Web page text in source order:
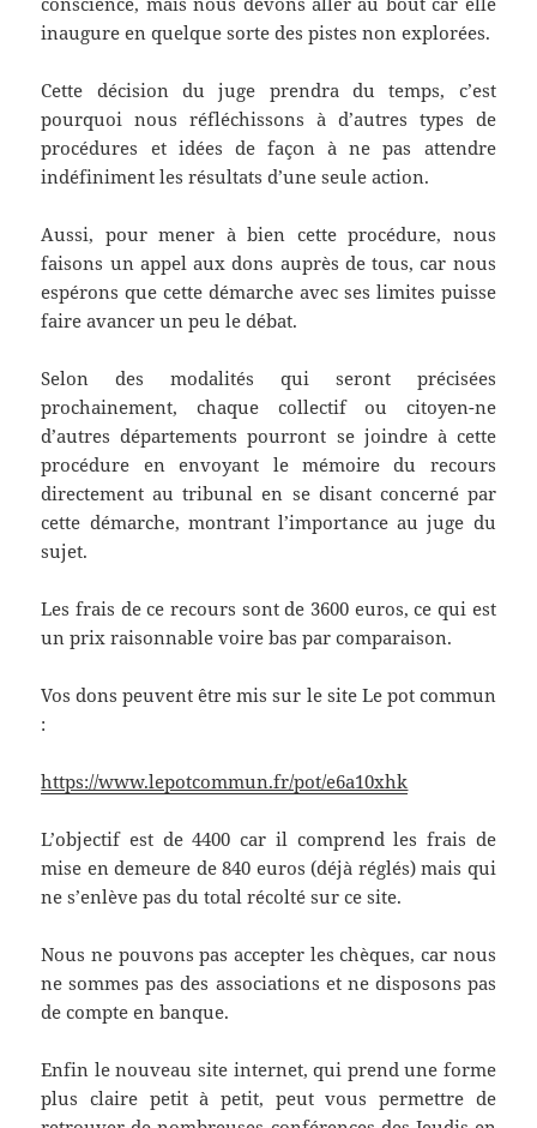
inaugure en quelque sorte des pistes non explorées.
Cette décision du juge prendra du temps, c’est
pourquoi nous réfléchissons à d’autres types de
procédures et idées de façon à ne pas attendre
indéfiniment les résultats d’une seule action.
Aussi, pour mener à bien cette procédure, nous
faisons un appel aux dons auprès de tous, car nous
espérons que cette démarche avec ses limites puisse
faire avancer un peu le débat.
Selon des modalités qui seront précisées
prochainement, chaque collectif ou citoyen-ne
d’autres départements pourront se joindre à cette
procédure en envoyant le mémoire du recours
directement au tribunal en se disant concerné par
cette démarche, montrant l’importance au juge du
sujet.
Les frais de ce recours sont de 3600 euros, ce qui est
un prix raisonnable voire bas par comparaison.
Vos dons peuvent être mis sur le site Le pot commun
:
https://www.lepotcommun.fr/pot/e6a10xhk
L’objectif est de 4400 car il comprend les frais de
mise en demeure de 840 euros (déjà réglés) mais qui
ne s’enlève pas du total récolté sur ce site.
Nous ne pouvons pas accepter les chèques, car nous
ne sommes pas des associations et ne disposons pas
de compte en banque.
Enfin le nouveau site internet, qui prend une forme
plus claire petit à petit, peut vous permettre de